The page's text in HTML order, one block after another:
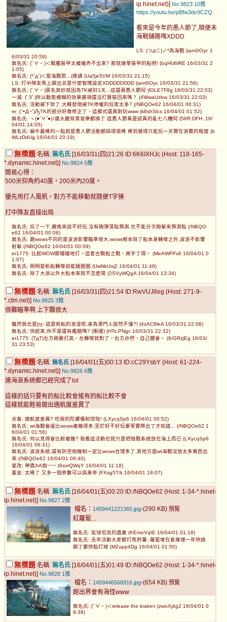
ip.hinet.net)] No.9823 10推
https://youtu.be/pBfw3dv9CZQ
看來是今年的愚人節了,順便未
海戰鋪路嗎XDDD
LS: (つд⊂)ノ*為海戰 (iant0Oyc 1
6/03/31 20:59)
無名氏: (ﾟ∀。)＜戰艦裝甲太複雜弄不出來? 那就做零裝甲的船吧! (bqHU6lRE 16/03/31 2
1:05)
無名氏: (*´д`)＜是海戰耶...(捧讀 (Ua5je5VM 16/03/31 21:15)
LS: 打中隊友馬上踢出去是什麼智障設定XDDDDDDDD (iant0Oyc 16/03/31 21:56)
無名氏: (ﾟ∀。)莫名其妙就因為TK被封1天...這還真愚人節阿 (lOLE7F8g 16/03/31 22:03)
一滅: (ﾟ3ﾟ)所以動態模糊的效果選項還沒打算裝回來嗎？ (4WwaUzbw 16/03/31 22:03)
無名氏: 活動被下架了,大概發現被TK停權的玩家太多? (/NBQOe62 16/04/01 00:31)
re: (´◓Д◔`)ԠTK的部分好像修正了，這模式還真耐玩www (k8shSlcs 16/04/01 01:52)
無名氏: ヽ(●´∀`●)ﾉ連大廳背景音樂都換了 這愚人節真是認真的亂七八糟阿 (58R.DFH. 16/
04/01 14:05)
無名氏: 蝸牛最棒的一點就是愚人節活動都搞得很棒 棒到覺得只能玩一天實在浪費的程度 (b
WLzDdUg 16/04/01 20:19)
無標題 名稱: 無名氏 [16/03/31(四)21:26 ID:6K6IXHJc (Host: 118-165-
*.dynamic.hinet.net)] No.9824 5推
簡易心得：
500米仰角約40度，200米內20度。
優先用打人風帆，對方不能移動就隨便T字揍
打中隊友直接出局
無名氏: 玩了一下,嚴格來說不好玩,沒有砲彈落點預測,也不能分次砲擊來預測點 (/NBQO
e62 16/04/01 00:08)
無名氏: 跟wows不同的是波浪影響瞄準很大,wows根本除了船本身轉彎之外,波浪不影響
射擊 (/NBQOe62 16/04/01 00:09)
er1775: 比起WOW那穩穩地打，這套古戰船之戰，爽字了得。 (MeAWPFv6 16/04/01 0
1:07)
無名氏: 明明是帆船轉彎卻能饒圈圈 (UwNkUoj2 16/04/01 11:48)
無名氏: 除了大浪以外大船本來就不怎麼晃 (2SVyWQgA 16/04/01 13:34)
無標題 名稱: 無名氏 [16/03/31(四)21:54 ID:RwVUJ8eg (Host: 271-9-
*.ctm.net)] No.9825 3推
很難瞄準啊 上下飄很大
雖然我也是[ry: 這是帆船的浪漫呢,身為澳門人居然不懂?! (4zAC8leA 16/03/31 22:08)
無名氏: 快起來,你不是還有艦艏嗎? (衝撞) (HTs.PNgc 16/03/31 22:32)
er1775: (TдT)左方砲要打高，左轉彎就對了，右方亦然，自己體會。 (6/GRzjEg 16/03/
31 23:53)
無標題 名稱: 無名氏 [16/04/01(五)00:13 ID:cC29YsbY (Host: 61-224-
*.dynamic.hinet.net)] No.9826 6推
連海浪系統都已經完成了lol
這樣的話只要有的船比較會搖有的船比較不會
這樣就能輕易做出適航度差異了
米畜: 適航度差異? 吃我的陀螺儀射控啦! (LXycqSp6 16/04/01 00:52)
無名氏: wt海戰會遠比wows複雜得多,至於好不好玩要等實際出了才知道... (/NBQOe62 1
6/04/01 01:56)
無名氏: 何以見得會比較複雜? 我看這活動也就只是把陸戰系統放在海上而已 (LXycqSp6
16/04/01 06:31)
無名氏: 波浪系統,還有防空炮機制一定比wows合理多了,其他方面wt海戰沒放太多東西出
來 (/NBQOe62 16/04/01 09:40)
星改: 神盾AA炮~~~ (6svrQWqY 16/04/01 11:18)
蓋金: 太棒了 又多一個參數可以搞美帝 (FXsg5T/k 16/04/01 18:07)
無標題 名稱: 無名氏 [16/04/01(五)00:20 ID:/NBQOe62 (Host: 1-34-*.hinet-
ip.hinet.net)] No.9827 2推
檔名： 1459441221365.jpg-(290 KB) 預覽
紅蘿蔔...
無名氏: 氣球坦克的遺產 (KEmoVqIE 16/04/01 01:18)
無名氏: 去年活動大家都打馬鈴薯..蘿蔔堆在倉庫裡一年快過
期了要快點打掉 (M2upp4Dg 16/04/01 01:50)
無標題 名稱: 無名氏 [16/04/01(五)01:49 ID:/NBQOe62 (Host: 1-34-*.hinet-
ip.hinet.net)] No.9828 1推
檔名： 1459446568916.jpg-(654 KB) 預覽
跑出界會有海怪www
無名氏: (ﾟ∀。)＜release the kraken (zwoXj4g2 16/04/01 0
9:38)